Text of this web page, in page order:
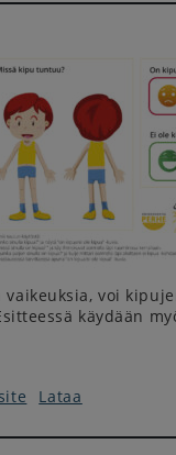
vaikeuksia, voi
käydään
Lataa